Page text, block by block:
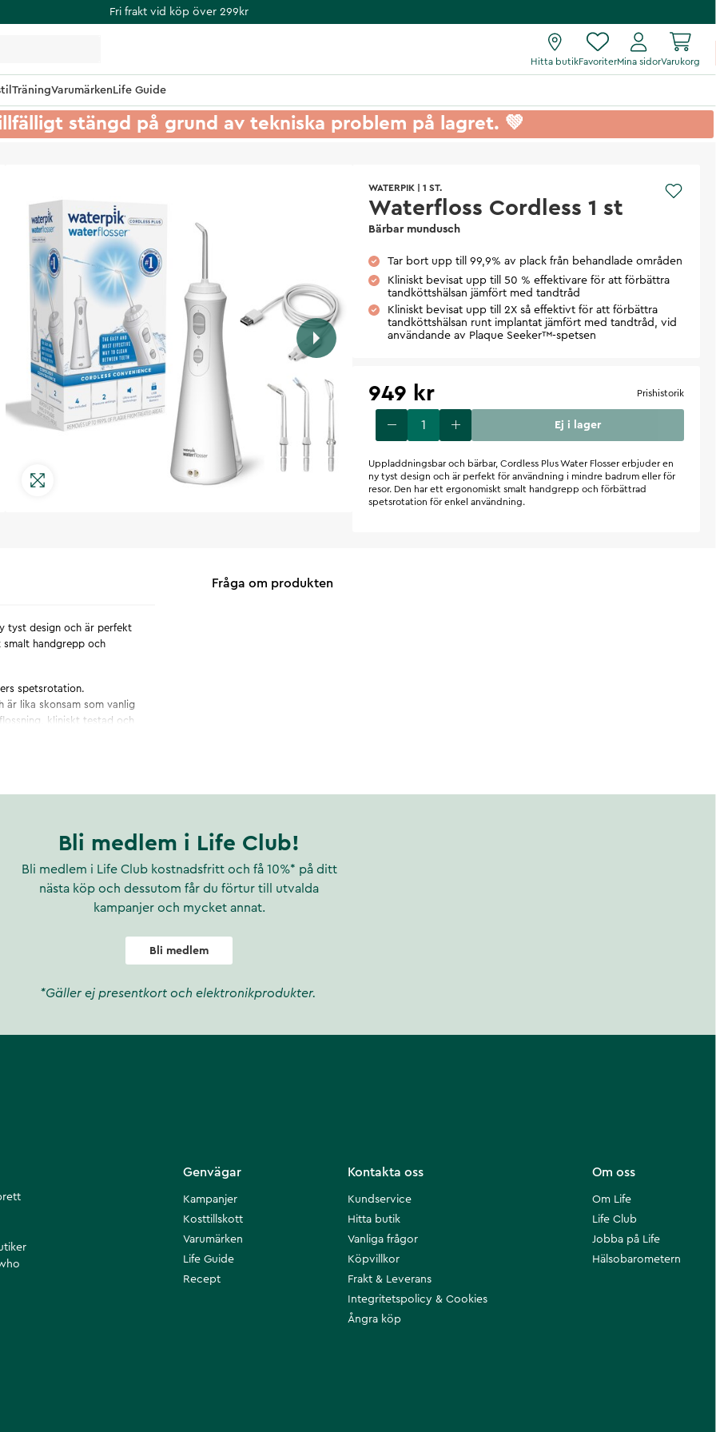
Fri frakt vid köp över 299kr
Hitta butikFavoriterMina sidorVarukorg
TräningVarumärkenLife Guide
stängd på grund av tekniska problem på lagret. 💚
WATERPIK 1 ST.
Waterfloss Cordless 1 st
Bärbar mundusch
Tar bort upp till 99,9% av plack från behandlade områden
Kliniskt bevisat upp till 50 % effektivare för att förbättra
tandköttshälsan jämfört med tandtråd
Kliniskt bevisat upp till 2X så effektivt för att förbättra
tandköttshälsan runt implantat jämfört med tandtråd, vid
användande av Plaque Seeker™-spetsen
949 kr Prishistorik
Ej i lager
Uppladdningsbar och bärbar, Cordless Plus Water Flosser erbjuder en
ny tyst design och är perfekt för användning i mindre badrum eller för
resor. Den har ett ergonomiskt smalt handgrepp och förbättrad
spetsrotation för enkel användning.
tyst design och är perfekt
smalt handgrepp och
spetsrotation.
lika skonsam som vanlig
kliniskt testad och
jämfört med
tandköttshälsan runt
Fråga om produkten
Bli medlem i Life Club!
Bli medlem i Life Club kostnadsfritt och få 10%* på ditt
nästa köp och dessutom får du förtur till utvalda
kampanjer och mycket annat.
Bli medlem
*Gäller ej presentkort och elektronikprodukter.
Om oss
Om Life
Life Club
Jobba på Life
Hälsobarometern
Kontakta oss
Kundservice
Hitta butik
Vanliga frågor
Köpvillkor
Frakt & Leverans
Integritetspolicy & Cookies
Ångra köp
Genvägar
Kampanjer
Kosttillskott
Varumärken
Life Guide
Recept